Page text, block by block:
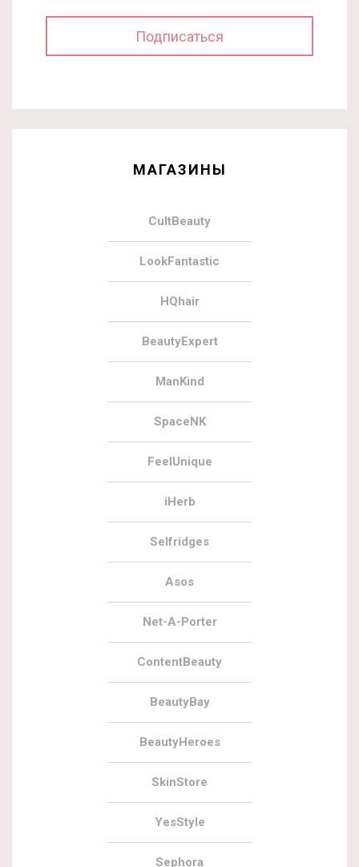
МАГАЗИНЫ
CultBeauty
LookFantastic
HQhair
BeautyExpert
ManKind
SpaceNK
FeelUnique
iHerb
Selfridges
Asos
Net-A-Porter
ContentBeauty
BeautyBay
BeautyHeroes
SkinStore
YesStyle
Sephora